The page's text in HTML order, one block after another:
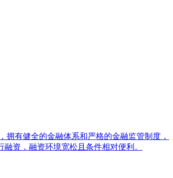
有健全的金融体系和严格的金融监管制度，
资，融资环境宽松且条件相对便利。